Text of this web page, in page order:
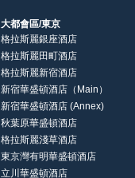
大都會區/東京
格拉斯麗銀座酒店
格拉斯麗田町酒店
格拉斯麗新宿酒店
新宿華盛頓酒店（Main）
新宿華盛頓酒店 (Annex)
秋葉原華盛頓酒店
格拉斯麗淺草酒店
東京灣有明華盛頓酒店
立川華盛頓酒店